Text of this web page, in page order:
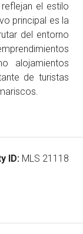
el estilo
principal es la
del entorno
alojamientos
de turistas
ID: MLS 21118